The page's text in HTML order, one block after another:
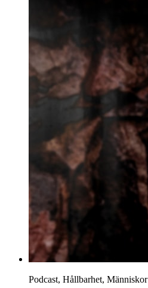
Podcast, Hållbarhet, Människor